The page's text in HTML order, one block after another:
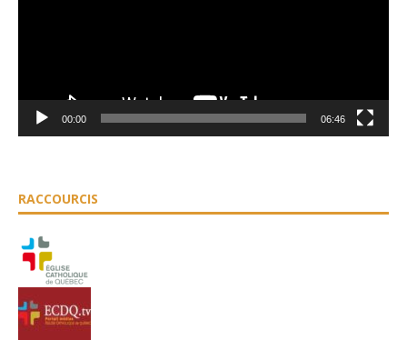
00:00 06:46
RACCOURCIS